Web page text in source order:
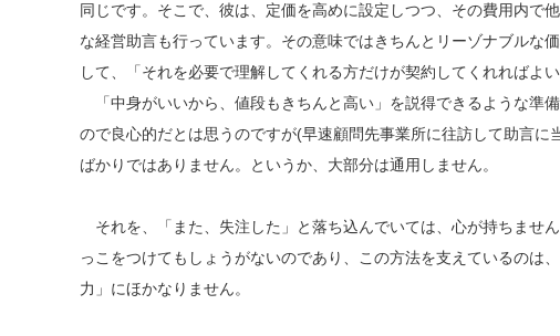
同じです。そこで、彼は、定価を高めに設定しつつ、その費用内で
な経営助言も行っています。その意味ではきちんとリーゾナブルな
して、「それを必要で理解してくれる方だけが契約してくれればよ
「中身がいいから、値段もきちんと高い」を説得できるような準
ので良心的だとは思うのですが(早速顧問先事業所に往訪して助言
ばかりではありません。というか、大部分は通用しません。
それを、「また、失注した」と落ち込んでいては、心が持ちませ
っこをつけてもしょうがないのであり、この方法を支えているのは
力」にほかなりません。